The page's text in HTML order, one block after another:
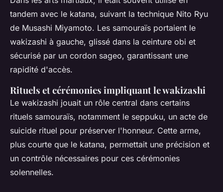
tandem avec le katana, suivant la technique Nito Ryu
de Musashi Miyamoto. Les samouraïs portaient le
wakizashi à gauche, glissé dans la ceinture obi et
sécurisé par un cordon sageo, garantissant une
rapidité d'accès.
Rituels et cérémonies impliquant le wakizashi
Le wakizashi jouait un rôle central dans certains
rituels samouraïs, notamment le seppuku, un acte de
suicide rituel pour préserver l'honneur. Cette arme,
plus courte que le katana, permettait une précision et
un contrôle nécessaires pour ces cérémonies
solennelles.